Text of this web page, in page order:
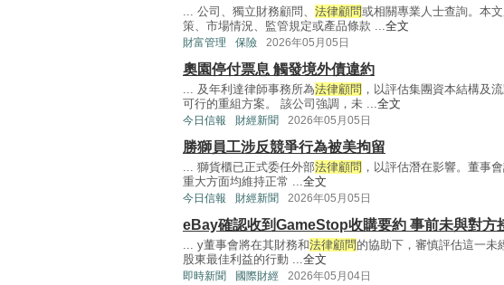
... 公司、獨立財務顧問、 法律顧問或相關專業人士查詢。本
策、市場情況、監管規定或產品條款 ...全文
財富管理 保險 2026年05月05日
奧園停付票息 觸發境外債違約
... 及年利達律師事務所為法律顧問 ，以評估集團資本結構及
可行的重組方案。 該公司強調，未 ...全文
今日信報 財經新聞 2026年05月05日
勝獅員工涉反競爭行為被美拘留
... 獅貨櫃已正式委任外部法律顧問 ，以評估潛在影響。董事
重大方面均維持正常 ...全文
今日信報 財經新聞 2026年05月05日
eBay確認收到GameStop收購要約 事前未與對方
... y董事會將在其財務和法律顧問 的協助下，審慎評估這一未
股東最佳利益的行動 ...全文
即時新聞 國際財經 2026年05月04日